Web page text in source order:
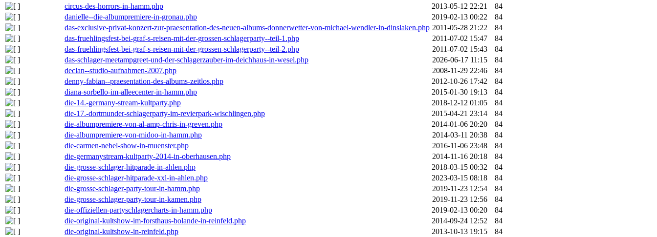
circus-des-horrors-in-hamm.php
2013-05-12 22:21
84
danielle--die-albumpremiere-in-gronau.php
2019-02-13 00:22
84
das-exclusive-privat-konzert-zur-praesentation-des-neuen-albums-donnerwetter-von-michael-wendler-in-dinslaken.php 2011-05-28 21:22
84
das-fruehlingsfest-bei-graf-s-reisen-mit-der-grossen-schlagerparty--teil-1.php
2011-07-02 15:47
84
das-fruehlingsfest-bei-graf-s-reisen-mit-der-grossen-schlagerparty--teil-2.php
2011-07-02 15:43
84
das-schlager-meetampgreet-und-der-schlagerzauber-im-deichhaus-in-wesel.php
2026-06-17 11:15
84
declan--studio-aufnahmen-2007.php
2008-11-29 22:46
84
denny-fabian--praesentation-des-albums-zeitlos.php
2012-10-26 17:42
84
diana-sorbello-im-alleecenter-in-hamm.php
2015-01-30 19:13
84
die-14.-germany-stream-kultparty.php
2018-12-12 01:05
84
die-17.-dortmunder-schlagerparty-im-revierpark-wischlingen.php
2015-04-21 23:14
84
die-albumpremiere-von-al-amp-chris-in-greven.php
2014-01-06 20:20
84
die-albumpremiere-von-midoo-in-hamm.php
2014-03-11 20:38
84
die-carmen-nebel-show-in-muenster.php
2016-11-06 23:48
84
die-germanystream-kultparty-2014-in-oberhausen.php
2014-11-16 20:18
84
die-grosse-schlager-hitparade-in-ahlen.php
2018-03-15 00:32
84
die-grosse-schlager-hitparade-xxl-in-ahlen.php
2023-03-15 08:18
84
die-grosse-schlager-party-tour-in-hamm.php
2019-11-23 12:54
84
die-grosse-schlager-party-tour-in-kamen.php
2019-11-23 12:56
84
die-offiziellen-partyschlagercharts-in-hamm.php
2019-02-13 00:20
84
die-original-kultshow-im-forsthaus-bolande-in-reinfeld.php
2014-09-24 12:52
84
die-original-kultshow-in-reinfeld.php
2013-10-13 19:15
84